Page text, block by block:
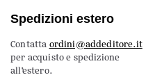
Spedizioni estero
Contatta ordini@addeditore.it
per acquisto e spedizione
all’estero.